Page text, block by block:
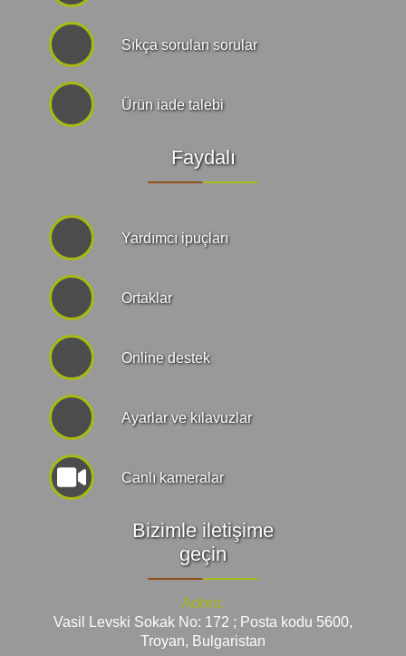
Sıkça sorulan sorular
Ürün iade talebi
Faydalı
Yardımcı ipuçları
Ortaklar
Online destek
Ayarlar ve kılavuzlar
Canlı kameralar
Bizimle iletişime
geçin
Adres:
Vasil Levski Sokak No: 172 ; Posta kodu 5600,
Troyan, Bulgaristan